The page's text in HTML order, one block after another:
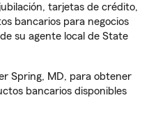
tarjetas de crédito,
bancarios para negocios
su agente local de State
Spring, MD, para obtener
bancarios disponibles